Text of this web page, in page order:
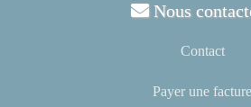
Nous
Contact
Payer une facture